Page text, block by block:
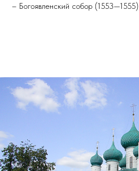
– Богоявленский собор (1553—1555)